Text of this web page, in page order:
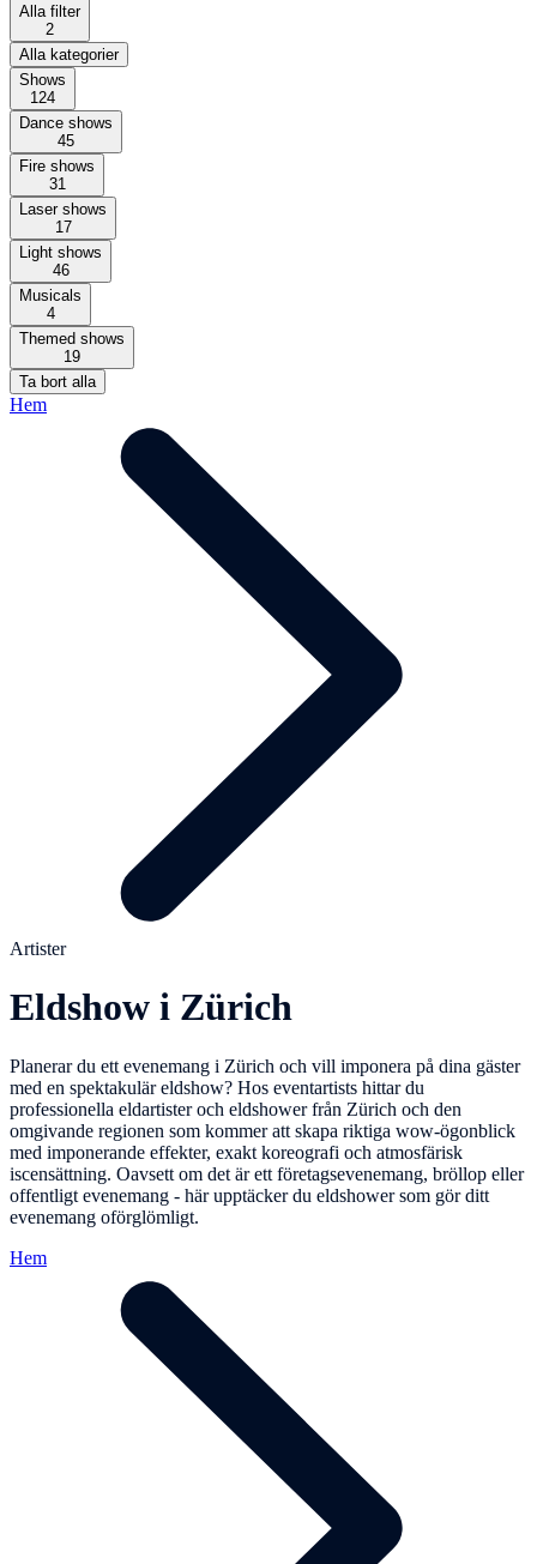
Alla filter
2
Alla kategorier
Shows
124
Dance shows
45
Fire shows
31
Laser shows
17
Light shows
46
Musicals
4
Themed shows
19
Ta bort alla
Hem
Artister
Eldshow i Zürich
Planerar du ett evenemang i Zürich och vill imponera på dina gäster
med en spektakulär eldshow? Hos eventartists hittar du
professionella eldartister och eldshower från Zürich och den
omgivande regionen som kommer att skapa riktiga wow-ögonblick
med imponerande effekter, exakt koreografi och atmosfärisk
iscensättning. Oavsett om det är ett företagsevenemang, bröllop eller
offentligt evenemang - här upptäcker du eldshower som gör ditt
evenemang oförglömligt.
Hem